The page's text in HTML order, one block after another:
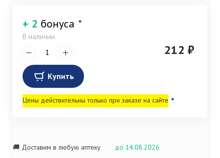
+ 2 бонуса *
В наличии
212 ₽
Купить
Цены действительны только при заказе на сайте *
🚚 Доставим в любую аптеку до 14.08.2026